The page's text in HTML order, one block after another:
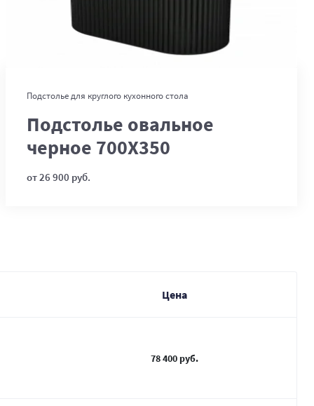
В корзину
Подстолье для круглого кухонного стола
Подстолье овальное
черное 700Х350
от 26 900 руб.
Цена
78 400 руб.